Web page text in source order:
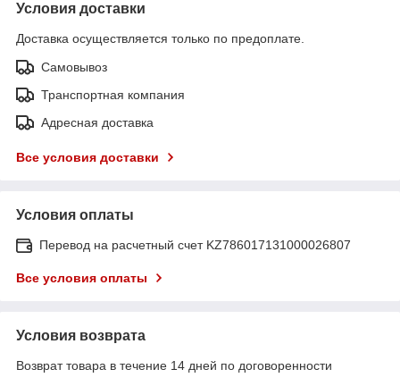
Условия доставки
Доставка осуществляется только по предоплате.
Самовывоз
Транспортная компания
Адресная доставка
Все условия доставки
Условия оплаты
Перевод на расчетный счет KZ786017131000026807
Все условия оплаты
Условия возврата
Возврат товара в течение 14 дней по договоренности